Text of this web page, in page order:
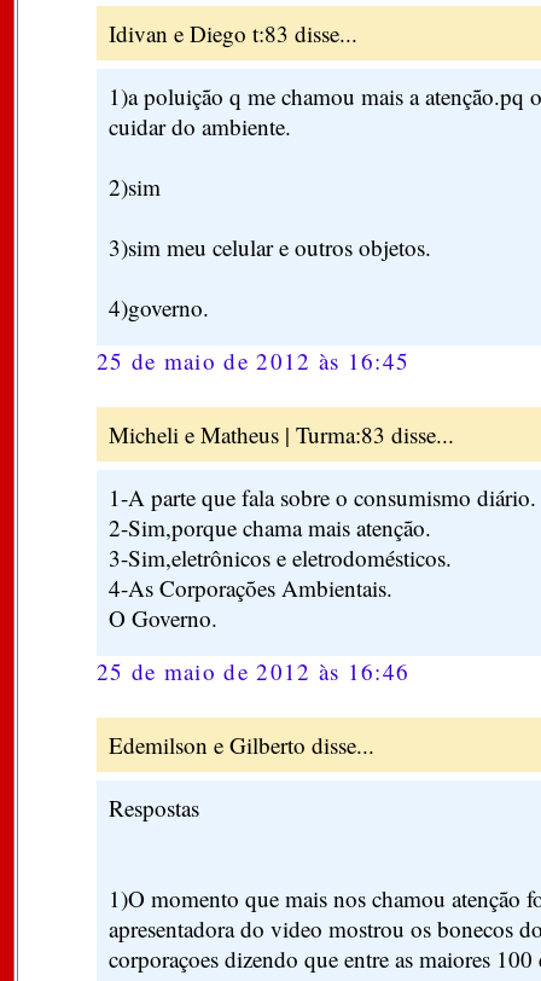
Idivan e Diego t:83 disse...
1)a poluição q me chamou mais a atenção.pq
cuidar do ambiente.
2)sim
3)sim meu celular e outros objetos.
4)governo.
25 de maio de 2012 às 16:45
Micheli e Matheus | Turma:83 disse...
1-A parte que fala sobre o consumismo diário.
2-Sim,porque chama mais atenção.
3-Sim,eletrônicos e eletrodomésticos.
4-As Corporações Ambientais.
O Governo.
25 de maio de 2012 às 16:46
Edemilson e Gilberto disse...
Respostas
1)O momento que mais nos chamou atenção
apresentadora do video mostrou os bonecos
corporaçoes dizendo que entre as maiores